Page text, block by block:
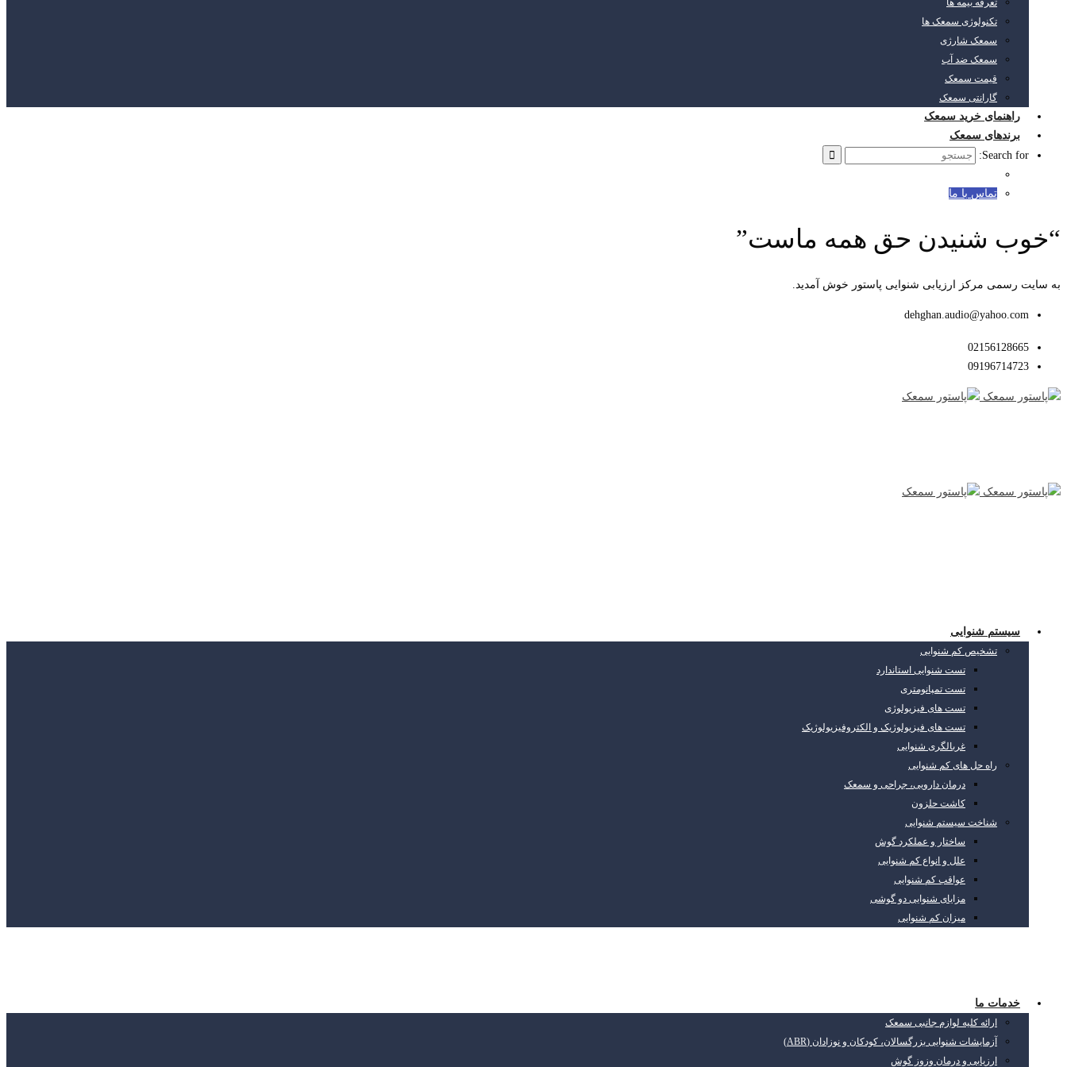
تعرفه بیمه ها
تکنولوژی سمعک ها
سمعک شارژی
سمعک ضد آب
قیمت سمعک
گارانتی سمعک
راهنمای خرید سمعک
برندهای سمعک
Search for:
تماس با ما
“خوب شنیدن حق همه ماست”
به سایت رسمی مرکز ارزیابی شنوایی پاستور خوش آمدید.
dehghan.audio@yahoo.com
02156128665
09196714723
سیستم شنوایی
تشخیص کم شنوایی
تست شنوایی استاندارد
تست تمپانومتری
تست های فیزیولوژی
تست های فیزیولوژیک و الکتروفیزیولوژیک
غربالگری شنوایی
راه حل های کم شنوایی
درمان دارویی، جراحی و سمعک
کاشت حلزون
شناخت سیستم شنوایی
ساختار و عملکرد گوش
علل و انواع کم شنوایی
عواقب کم شنوایی
مزایای شنوایی دو گوشی
میزان کم شنوایی
خدمات ما
ارائه کلیه لوازم جانبی سمعک
آزمایشات شنوایی بزرگسالان، کودکان و نوزادان (ABR)
ارزیابی و درمان وزوز گوش